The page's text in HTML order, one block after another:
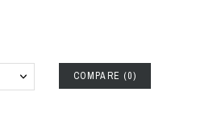
COMPARE (0)